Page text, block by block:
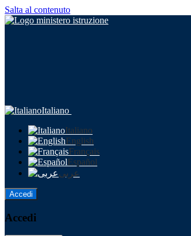
Salta al contenuto
Italiano
Italiano
English
Français
Español
عربى
Accedi
Accedi